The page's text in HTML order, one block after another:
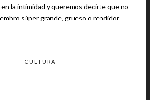
en la intimidad y queremos decirte que no
súper grande, grueso o rendidor …
CULTURA